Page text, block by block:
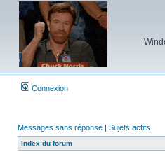
Connexion
Messages sans réponse | Sujets actifs
Index du forum